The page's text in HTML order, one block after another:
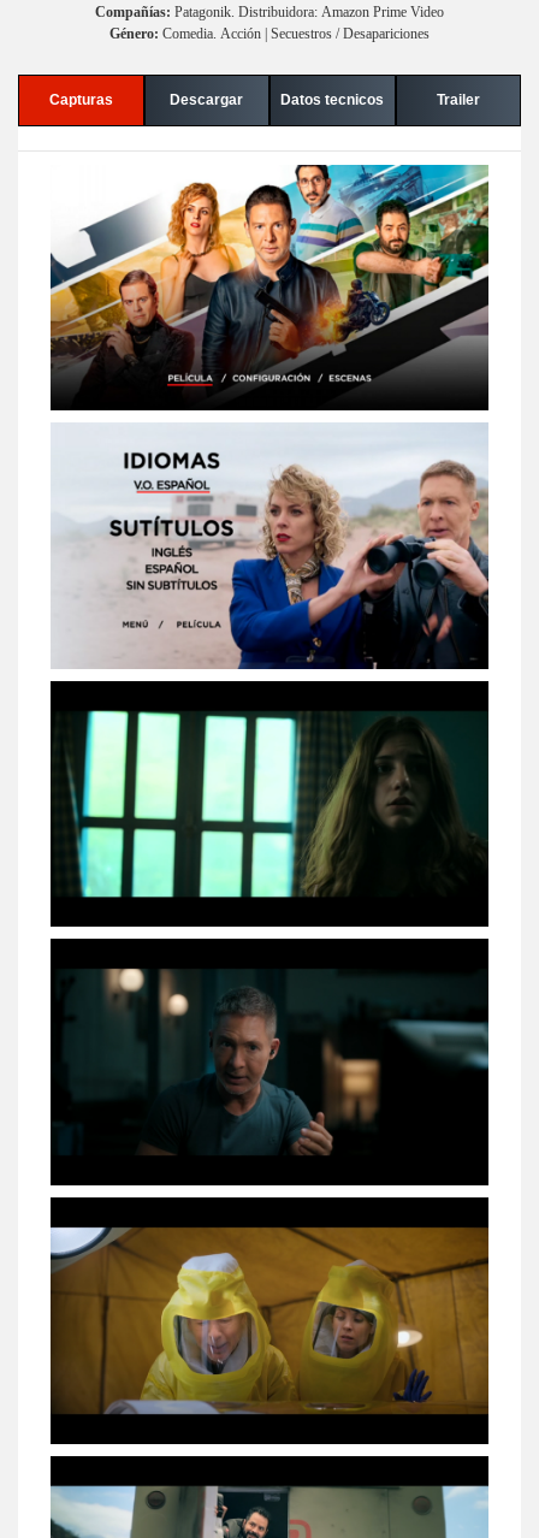
Compañías: Patagonik. Distribuidora: Amazon Prime Video
Género: Comedia. Acción | Secuestros / Desapariciones
Capturas Descargar Datos tecnicos Trailer